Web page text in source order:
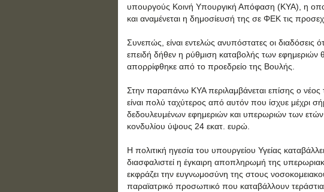
υπουργούς Κοινή Υπουργική Απόφαση (ΚΥΑ), η
και αναμένεται η δημοσίευσή της σε ΦΕΚ τις
Συνεπώς, είναι εντελώς ανυπόστατες οι διαδόσεις
επειδή δήθεν η ρύθμιση καταβολής των εφημεριών
απορρίφθηκε από το προεδρείο της Βουλής.
Στην παραπάνω ΚΥΑ περιλαμβάνεται επίσης ο
είναι πολύ ταχύτερος από αυτόν που ίσχυε μέχρι
δεδουλευμένων εφημεριών και υπερωριών των
κονδυλίου ύψους 24 εκατ. ευρώ.
Η πολιτική ηγεσία του υπουργείου Υγείας
διασφαλιστεί η έγκαιρη αποπληρωμή της
εκφράζει την ευγνωμοσύνη της στους
παραϊατρικό προσωπικό που καταβάλλουν